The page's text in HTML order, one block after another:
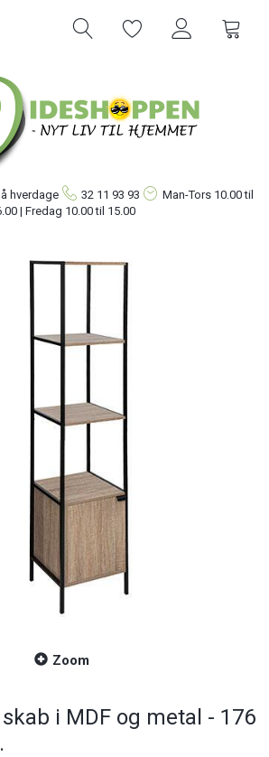
hverdage 32 11 93 93 Man-Tors 10.00 til
| Fredag 10.00 til 15.00
Zoom
i MDF og metal - 176